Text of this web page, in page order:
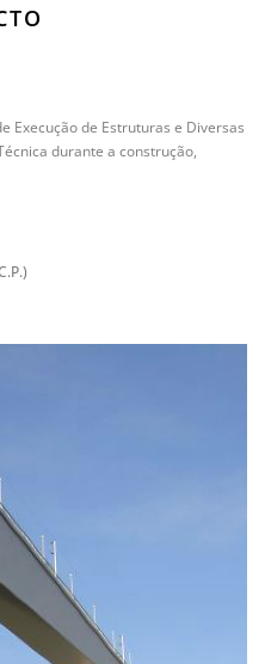
Execução de Estruturas e Diversas
durante a construção,